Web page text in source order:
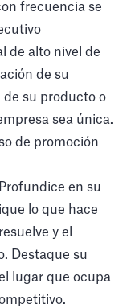
frecuencia se
de alto nivel de
de su
de su producto o
sea única.
de promoción
Profundice en su
lo que hace
y el
Destaque su
lugar que ocupa